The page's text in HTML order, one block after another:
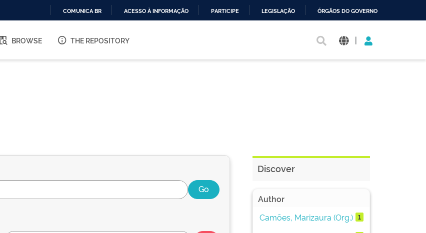
O
COMUNICA BR ACESSO À INFORMAÇÃO PARTICIPE LEGISLAÇÃO ÓRGÃOS DO GOVERNO
BROWSE THE REPOSITORY |
Discover
Author
Camões, Marizaura (Org.)
1